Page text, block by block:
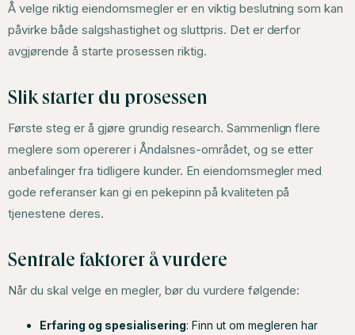
Å velge riktig eiendomsmegler er en viktig beslutning som kan
påvirke både salgshastighet og sluttpris. Det er derfor
avgjørende å starte prosessen riktig.
Slik starter du prosessen
Første steg er å gjøre grundig research. Sammenlign flere
meglere som opererer i Åndalsnes-området, og se etter
anbefalinger fra tidligere kunder. En eiendomsmegler med
gode referanser kan gi en pekepinn på kvaliteten på
tjenestene deres.
Sentrale faktorer å vurdere
Når du skal velge en megler, bør du vurdere følgende:
Erfaring og spesialisering: Finn ut om megleren har